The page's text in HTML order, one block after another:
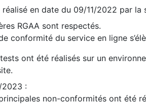
réalisé en date du 09/11/2022 par
RGAA sont respectés.
conformité du service en ligne
ont été réalisés sur un
2023 :
non-conformités ont été